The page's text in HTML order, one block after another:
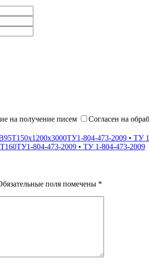
на получение писем Согласен на
804-473-2009 • ТУ
804-473-2009 • ТУ 1-804-473-2009
поля помечены *